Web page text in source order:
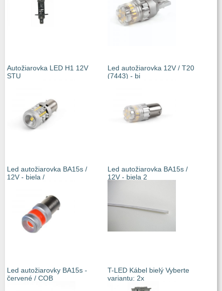
Autožiarovka LED H1 12V
STU
Led autožiarovka 12V / T20
(7443) - bi
Led autožiarovka BA15s /
12V - biela /
Led autožiarovka BA15s /
12V - biela 2
Led autožiarovky BA15s -
červené / COB
T-LED Kábel bielý Vyberte
variantu: 2x